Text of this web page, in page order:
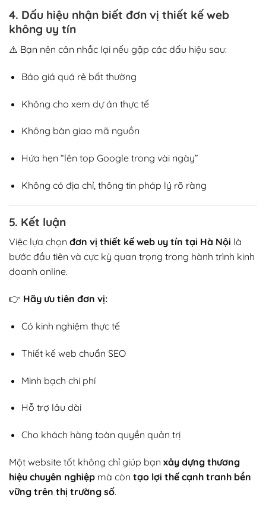
4. Dấu hiệu nhận biết đơn vị thiết kế web
không uy tín
⚠️ Bạn nên cân nhắc lại nếu gặp các dấu hiệu sau:
Báo giá quá rẻ bất thường
Không cho xem dự án thực tế
Không bàn giao mã nguồn
Hứa hẹn “lên top Google trong vài ngày”
Không có địa chỉ, thông tin pháp lý rõ ràng
5. Kết luận
Việc lựa chọn đơn vị thiết kế web uy tín tại Hà Nội là
bước đầu tiên và cực kỳ quan trọng trong hành trình kinh
doanh online.
👉 Hãy ưu tiên đơn vị:
Có kinh nghiệm thực tế
Thiết kế web chuẩn SEO
Minh bạch chi phí
Hỗ trợ lâu dài
Cho khách hàng toàn quyền quản trị
Một website tốt không chỉ giúp bạn xây dựng thương
hiệu chuyên nghiệp mà còn tạo lợi thế cạnh tranh bền
vững trên thị trường số.